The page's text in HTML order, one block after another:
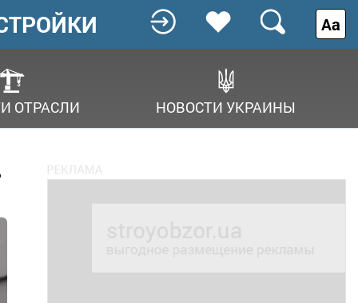
ОТРАСЛИ НОВОСТИ УКРАИНЫ
Аа